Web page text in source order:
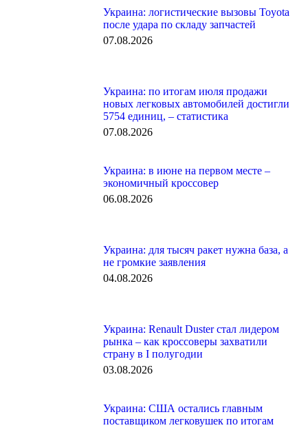
Украина: логистические вызовы Toyota
после удара по складу запчастей
07.08.2026
Украина: по итогам июля продажи
новых легковых автомобилей достигли
5754 единиц, – статистика
07.08.2026
Украина: в июне на первом месте –
экономичный кроссовер
06.08.2026
Украина: для тысяч ракет нужна база, а
не громкие заявления
04.08.2026
Украина: Renault Duster стал лидером
рынка – как кроссоверы захватили
страну в I полугодии
03.08.2026
Украина: США остались главным
поставщиком легковушек по итогам